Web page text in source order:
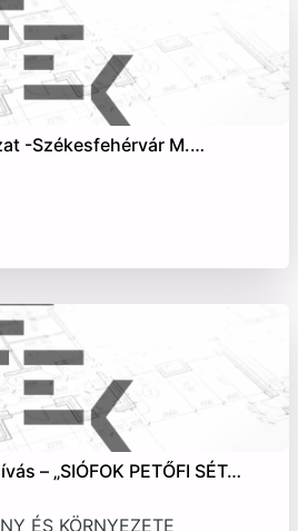
-Székesfehérvár M.…
– „SIÓFOK PETŐFI SÉT…
ÉS KÖRNYEZETE